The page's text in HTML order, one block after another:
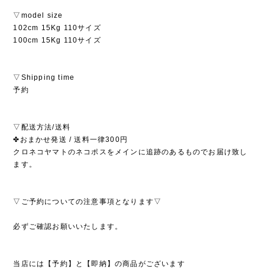
▽model size
102cm 15Kg 110サイズ
100cm 15Kg 110サイズ
▽Shipping time
予約
▽配送方法/送料
✤おまかせ発送 / 送料一律300円
クロネコヤマトのネコポスをメインに追跡のあるものでお届け致し
ます。
▽ご予約についての注意事項となります▽
必ずご確認お願いいたします。
当店には【予約】と【即納】の商品がございます